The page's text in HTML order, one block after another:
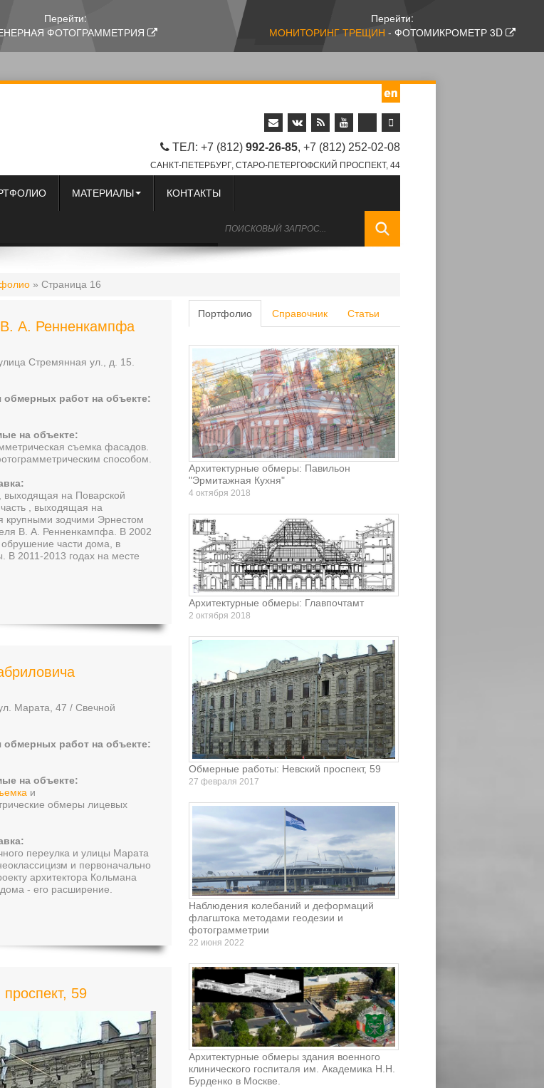
Перейти:
ФОТОГРАММЕТРИЯ
Перейти:
МОНИТОРИНГ ТРЕЩИН - ФОТОМИКРОМЕТР 3D
ТЕЛ: +7 (812) 992-26-85, +7 (812) 252-02-08
САНКТ-ПЕТЕРБУРГ, СТАРО-ПЕТЕРГОФСКИЙ ПРОСПЕКТ, 44
МАТЕРИАЛЫ КОНТАКТЫ
» Страница 16
А. Ренненкампфа
Стремянная ул., д. 15.
обмерных работ на объекте:
на объекте:
съемка фасадов.
способом.
выходящая на Поварской
, выходящая на
крупными зодчими Эрнестом
В. А. Ренненкампфа. В 2002
части дома, в
В 2011-2013 годах на месте
Марата, 47 / Свечной
обмерных работ на объекте:
на объекте:
и
обмеры лицевых
переулка и улицы Марата
и первоначально
архитектора Кольмана
- его расширение.
59
Портфолио Справочник Статьи
Архитектурные обмеры: Павильон
"Эрмитажная Кухня"
4 октября 2018
Архитектурные обмеры: Главпочтамт
2 октября 2018
Обмерные работы: Невский проспект, 59
27 февраля 2017
Наблюдения колебаний и деформаций
флагштока методами геодезии и
фотограмметрии
22 июня 2022
Архитектурные обмеры здания военного
клинического госпиталя им. Академика Н.Н.
Бурденко в Москве.